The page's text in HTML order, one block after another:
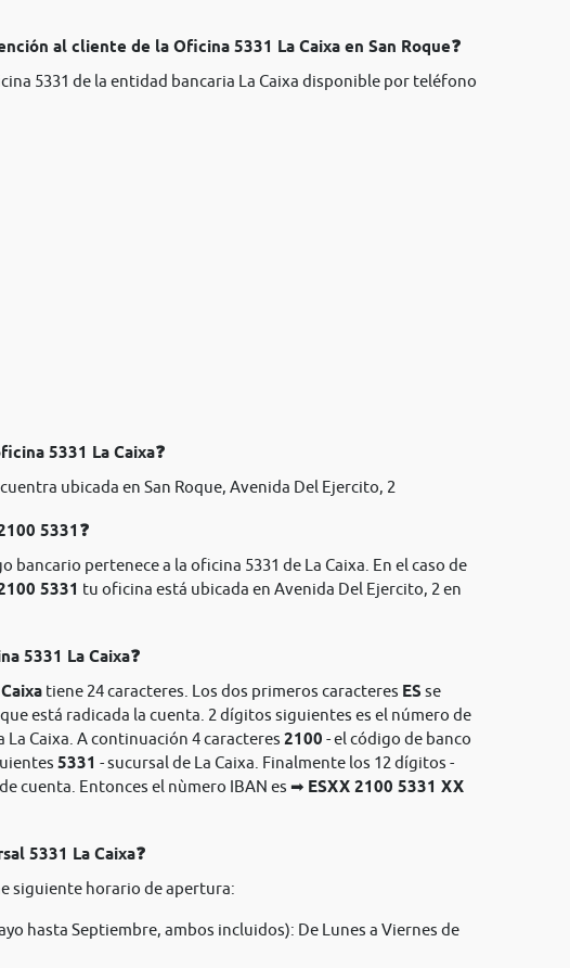
al cliente de la Oficina 5331 La Caixa en San Roque❓
5331 de la entidad bancaria La Caixa disponible por teléfono
5331 La Caixa❓
ubicada en San Roque, Avenida Del Ejercito, 2
5331❓
bancario pertenece a la oficina 5331 de La Caixa. En el caso de
5331 tu oficina está ubicada en Avenida Del Ejercito, 2 en
5331 La Caixa❓
tiene 24 caracteres. Los dos primeros caracteres ES se
está radicada la cuenta. 2 dígitos siguientes es el número de
Caixa. A continuación 4 caracteres 2100 - el código de banco
5331 - sucursal de La Caixa. Finalmente los 12 dígitos -
cuenta. Entonces el nùmero IBAN es ➡ ESXX 2100 5331 XX
5331 La Caixa❓
siguiente horario de apertura:
hasta Septiembre, ambos incluidos): De Lunes a Viernes de